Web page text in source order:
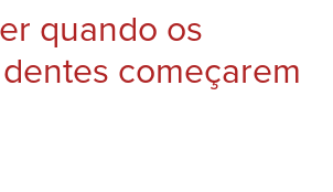
quando os
começarem